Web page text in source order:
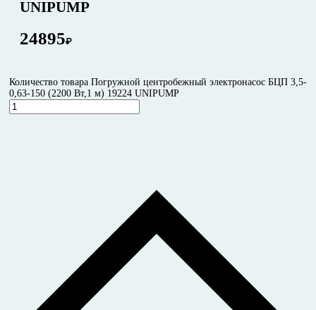
UNIPUMP
24895₽
Количество товара Погружной центробежный электронасос БЦП 3,5-
0,63-150 (2200 Вт,1 м) 19224 UNIPUMP